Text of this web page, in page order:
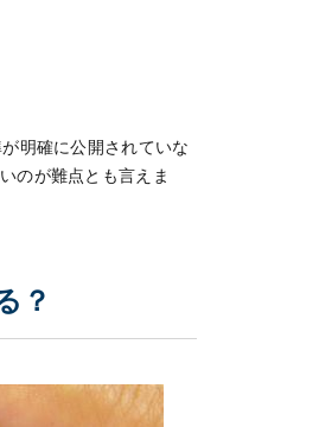
明確に公開されていな
のが難点とも言えま
？